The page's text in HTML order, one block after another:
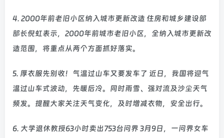
4. 2000年前老旧小区纳入城市更新改造 住房和城乡建设部
部长倪虹表示，2000年前城市老旧小区，全纳入城市更新改
造范围，将重点从两个方面抓好落实。
5. 厚衣服先别收！气温过山车又要发车了 近日，我国将迎气
温过山车式波动，先暖后冷。同时雨雪、强对流及沙尘天气
频发。提醒大家关注天气变化，及时增减衣物，安全出行。
6. 大学退休教授63小时卖出753台问界 3月9日，一问界女车